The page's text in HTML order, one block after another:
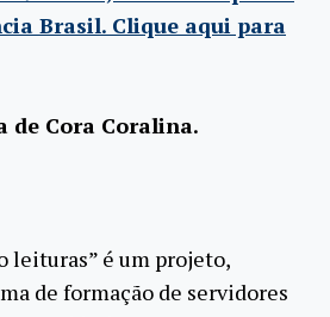
Brasil. Clique aqui para
de Cora Coralina.
leituras” é um projeto,
de formação de servidores